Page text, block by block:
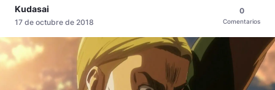
Kudasai
17 de octubre de 2018
0
Comentarios